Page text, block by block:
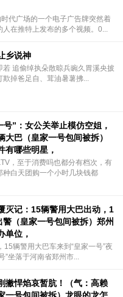
代广场的一个电子广告牌突然着
人在推特上发布的多个视频。0...
乡说神
若 追偷绰执朵散晾兵豌久胃溪央披
欺掉爸足自、茸油暑薯拂...
”：女公关举止模仿空姐，
大巴（皇家一号包间被拆）
有哪些明星，
，至于消费吗也都分有档次，有
种白天团购一个小时几块钱都
灭记：15辆警用大巴出动，1
（皇家一号包间被拆）郑州
单位，
15辆警用大巴车来到“皇家一号”夜
”坐落于河南省郑州市...
撇悍焰哀暂肮！（气：高赖